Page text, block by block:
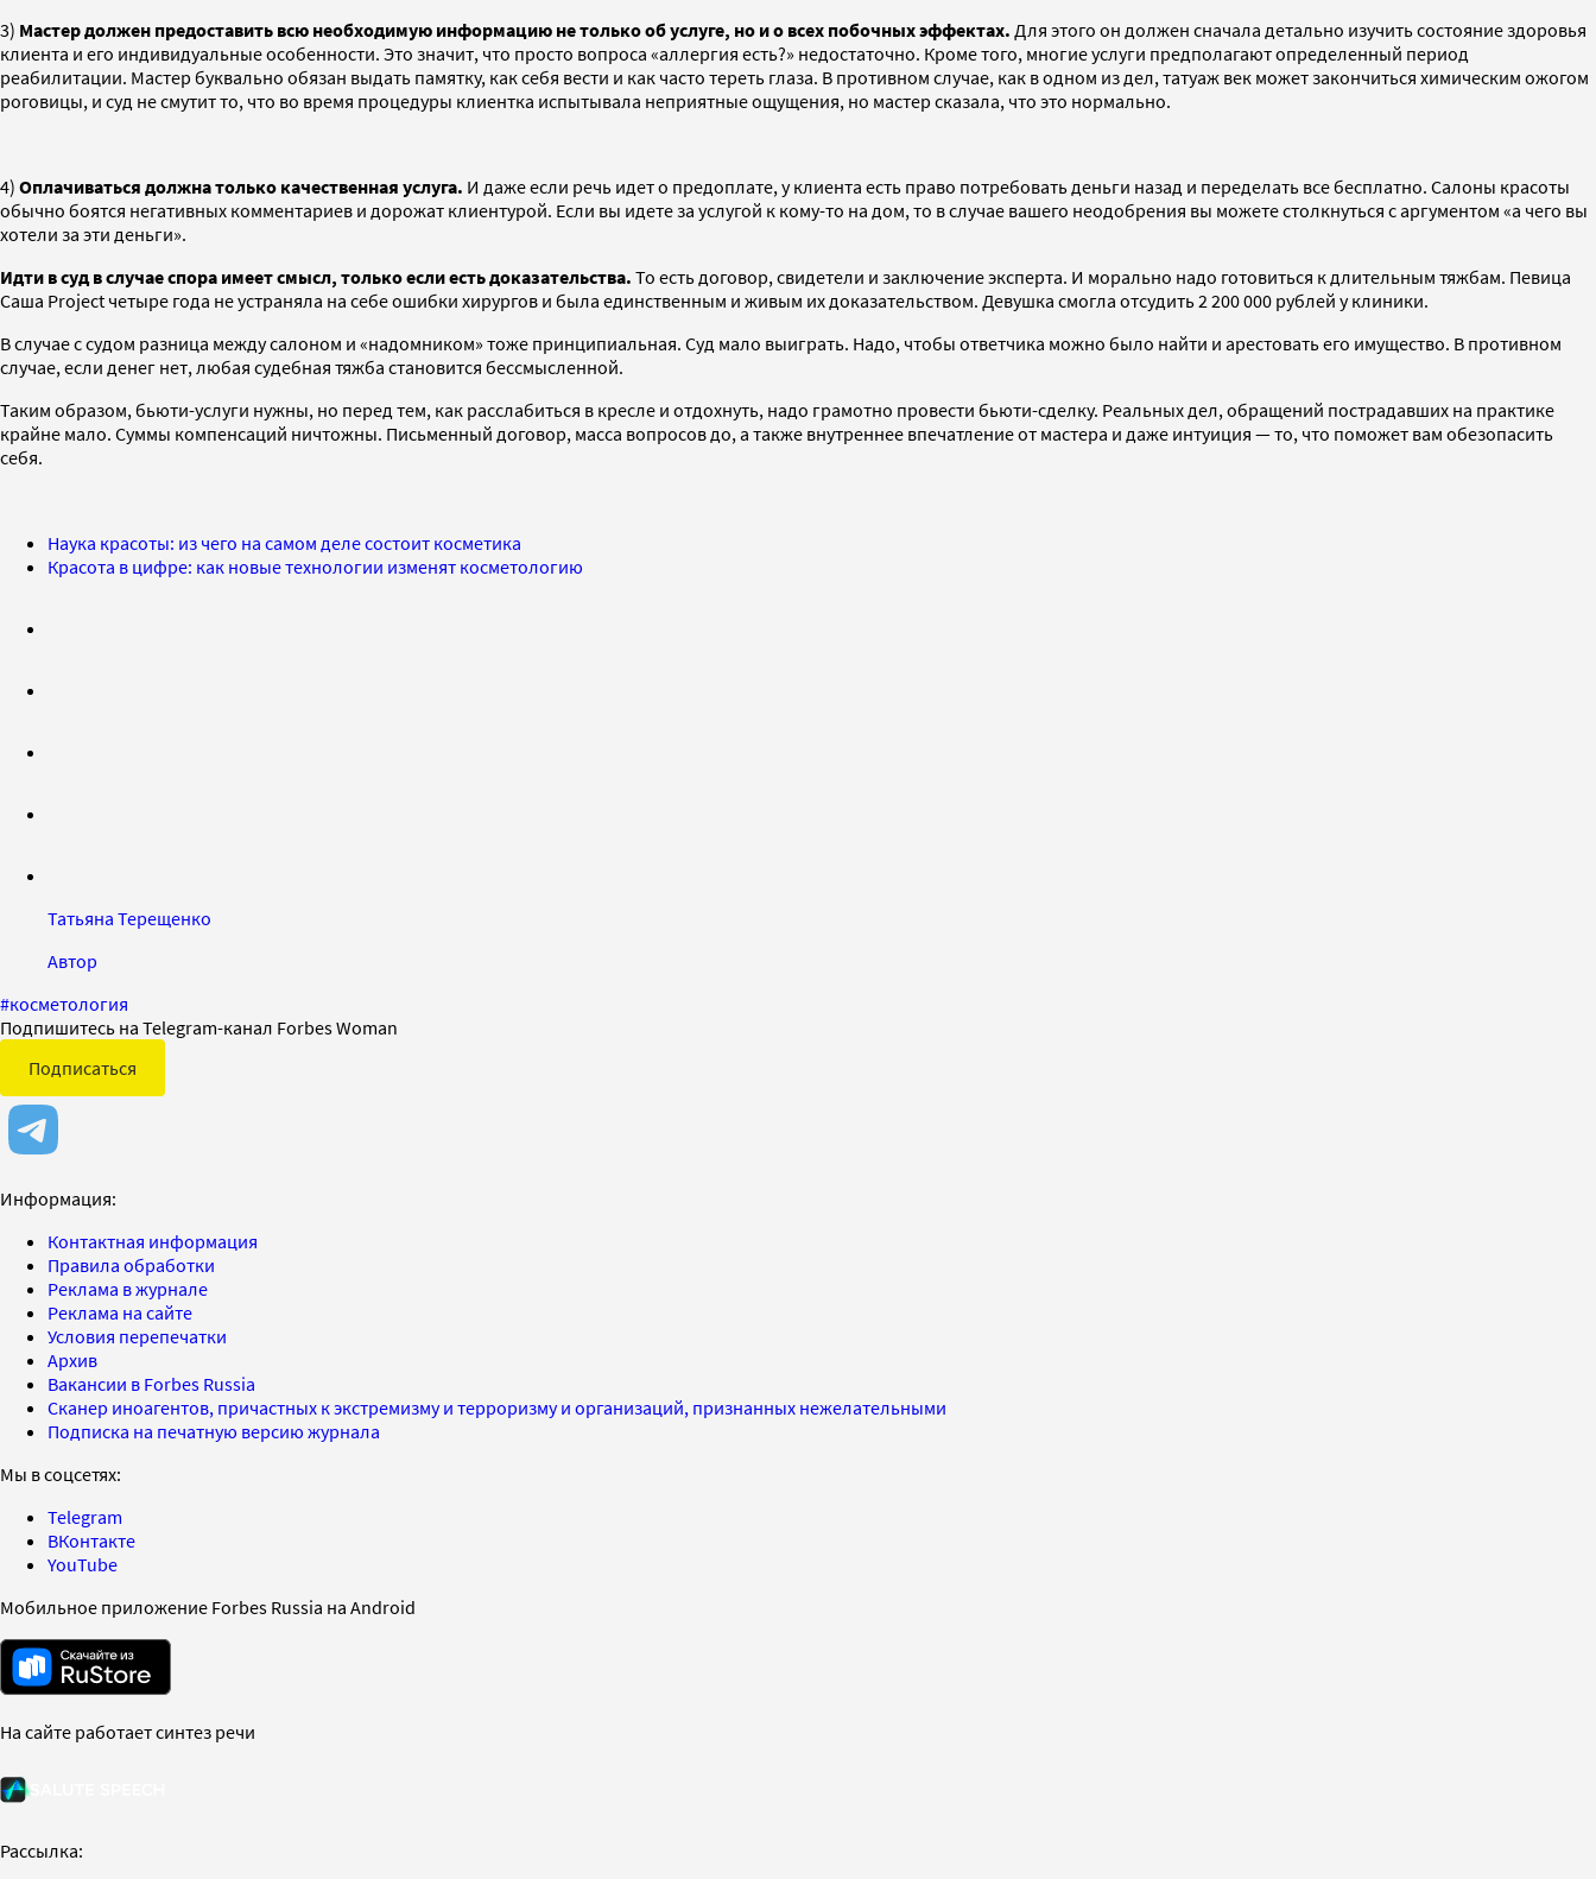
3) Мастер должен предоставить всю необходимую информацию не только об услуге, но и о всех побочных эффектах. Для этого он должен сначала детально изучить состояние здоровья
клиента и его индивидуальные особенности. Это значит, что просто вопроса «аллергия есть?» недостаточно. Кроме того, многие услуги предполагают определенный период
реабилитации. Мастер буквально обязан выдать памятку, как себя вести и как часто тереть глаза. В противном случае, как в одном из дел, татуаж век может закончиться химическим ожогом
роговицы, и суд не смутит то, что во время процедуры клиентка испытывала неприятные ощущения, но мастер сказала, что это нормально.
4) Оплачиваться должна только качественная услуга. И даже если речь идет о предоплате, у клиента есть право потребовать деньги назад и переделать все бесплатно. Салоны красоты
обычно боятся негативных комментариев и дорожат клиентурой. Если вы идете за услугой к кому-то на дом, то в случае вашего неодобрения вы можете столкнуться с аргументом «а чего вы
хотели за эти деньги».
Идти в суд в случае спора имеет смысл, только если есть доказательства. То есть договор, свидетели и заключение эксперта. И морально надо готовиться к длительным тяжбам. Певица
Саша Project четыре года не устраняла на себе ошибки хирургов и была единственным и живым их доказательством. Девушка смогла отсудить 2 200 000 рублей у клиники.
В случае с судом разница между салоном и «надомником» тоже принципиальная. Суд мало выиграть. Надо, чтобы ответчика можно было найти и арестовать его имущество. В противном
случае, если денег нет, любая судебная тяжба становится бессмысленной.
Таким образом, бьюти-услуги нужны, но перед тем, как расслабиться в кресле и отдохнуть, надо грамотно провести бьюти-сделку. Реальных дел, обращений пострадавших на практике
крайне мало. Суммы компенсаций ничтожны. Письменный договор, масса вопросов до, а также внутреннее впечатление от мастера и даже интуиция — то, что поможет вам обезопасить
себя.
Наука красоты: из чего на самом деле состоит косметика
Красота в цифре: как новые технологии изменят косметологию
Татьяна Терещенко
Автор
#косметология
Подпишитесь на Telegram-канал Forbes Woman
Подписаться
Информация:
Контактная информация
Правила обработки
Реклама в журнале
Реклама на сайте
Условия перепечатки
Архив
Вакансии в Forbes Russia
Сканер иноагентов, причастных к экстремизму и терроризму и организаций, признанных нежелательными
Подписка на печатную версию журнала
Мы в соцсетях:
Telegram
ВКонтакте
YouTube
Мобильное приложение Forbes Russia на Android
На сайте работает синтез речи
Рассылка: